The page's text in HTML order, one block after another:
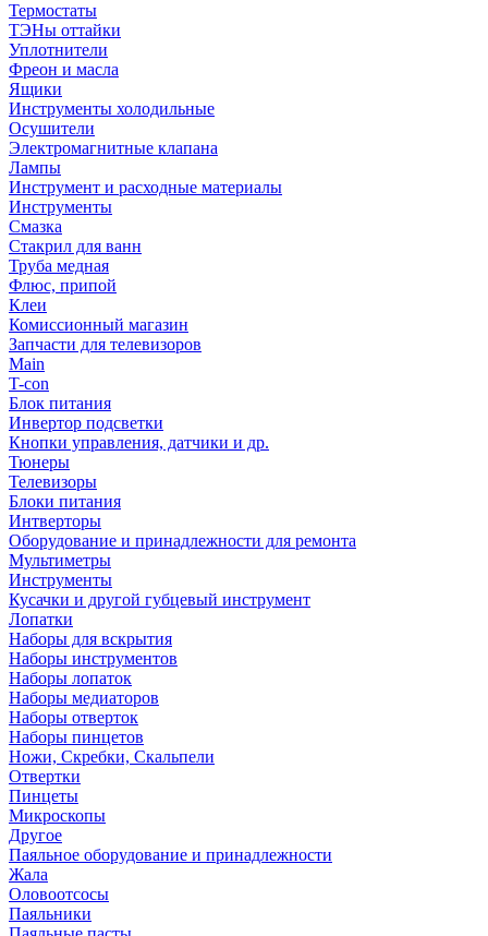
Термостаты
ТЭНы оттайки
Уплотнители
Фреон и масла
Ящики
Инструменты холодильные
Осушители
Электромагнитные клапана
Лампы
Инструмент и расходные материалы
Инструменты
Смазка
Стакрил для ванн
Труба медная
Флюс, припой
Клеи
Комиссионный магазин
Запчасти для телевизоров
Main
T-con
Блок питания
Инвертор подсветки
Кнопки управления, датчики и др.
Тюнеры
Телевизоры
Блоки питания
Интверторы
Оборудование и принадлежности для ремонта
Мультиметры
Инструменты
Кусачки и другой губцевый инструмент
Лопатки
Наборы для вскрытия
Наборы инструментов
Наборы лопаток
Наборы медиаторов
Наборы отверток
Наборы пинцетов
Ножи, Скребки, Скальпели
Отвертки
Пинцеты
Микроскопы
Другое
Паяльное оборудование и принадлежности
Жала
Оловоотсосы
Паяльники